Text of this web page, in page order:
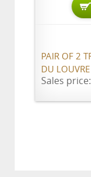
PAIR OF 2
DU LOUVRE
Sales price: